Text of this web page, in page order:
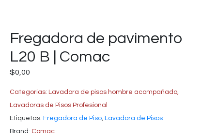
Fregadora de pavimento
L20 B | Comac
$0,00
Categorías: Lavadora de pisos hombre acompañado,
Lavadoras de Pisos Profesional
Etiquetas: Fregadora de Piso, Lavadora de Pisos
Brand: Comac